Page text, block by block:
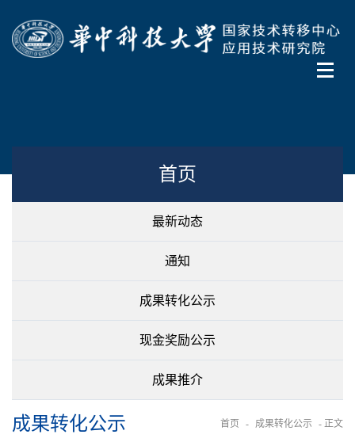
首页
最新动态
通知
成果转化公示
现金奖励公示
成果推介
成果转化公示 首页 - 成果转化公示 - 正文